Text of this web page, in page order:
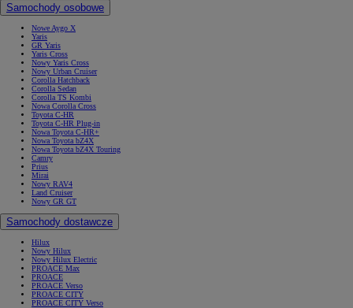
Samochody osobowe
Nowe Aygo X
Yaris
GR Yaris
Yaris Cross
Nowy Yaris Cross
Nowy Urban Cruiser
Corolla Hatchback
Corolla Sedan
Corolla TS Kombi
Nowa Corolla Cross
Toyota C-HR
Toyota C-HR Plug-in
Nowa Toyota C-HR+
Nowa Toyota bZ4X
Nowa Toyota bZ4X Touring
Camry
Prius
Mirai
Nowy RAV4
Land Cruiser
Nowy GR GT
Samochody dostawcze
Hilux
Nowy Hilux
Nowy Hilux Electric
PROACE Max
PROACE
PROACE Verso
PROACE CITY
PROACE CITY Verso